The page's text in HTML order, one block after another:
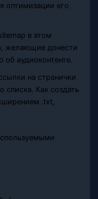
оптимизации его
в этом
желающие донести
аудиоконтенте.
на странички
списка. Как создать
.txt,